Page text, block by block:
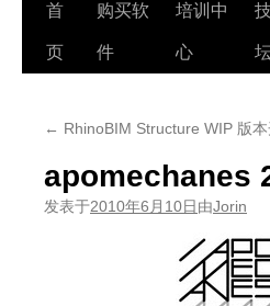
跳
至
首
页
购买软
件
培训中
心
← RhinoBIM Structure WIP 版
apomechanes
发表于2010年6月10日由Jorin